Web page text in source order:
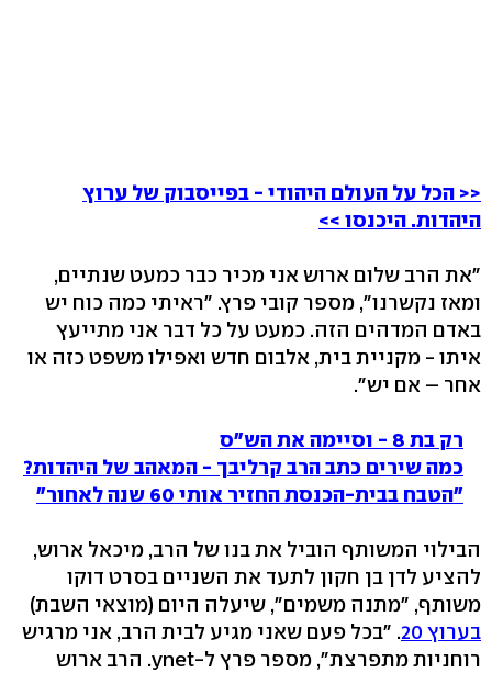
<< הכל על העולם היהודי - בפייסבוק של ערוץ
היהדות. היכנסו >>
"את הרב שלום ארוש אני מכיר כבר כמעט שנתיים,
ומאז נקשרנו", מספר קובי פרץ. "ראיתי כמה כוח יש
באדם המדהים הזה. כמעט על כל דבר אני מתייעץ
איתו - מקניית בית, אלבום חדש ואפילו משפט כזה או
אחר – אם יש".
רק בת 8 - וסיימה את הש"ס
כמה שירים כתב הרב קרליבך - המאהב של היהדות?
"הטבח בבית-הכנסת החזיר אותי 60 שנה לאחור"
הבילוי המשותף הוביל את בנו של הרב, מיכאל ארוש,
להציע לדן בן חקון לתעד את השניים בסרט דוקו
משותף, "מתנה משמים", שיעלה היום (מוצאי השבת)
בערוץ 20
. "בכל פעם שאני מגיע לבית הרב, אני מרגיש
רוחניות מתפרצת", מספר פרץ ל-ynet. הרב ארוש